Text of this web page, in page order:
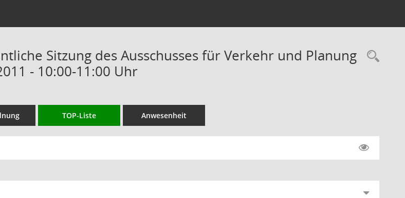
Sitzung des Ausschusses für Verkehr und Planung
- 10:00-11:00 Uhr
TOP-Liste Anwesenheit